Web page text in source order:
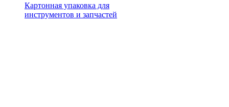
Картонная упаковка для
инструментов и запчастей